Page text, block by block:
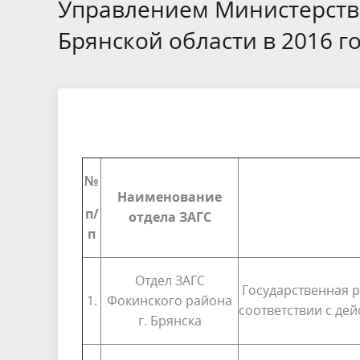
Конкурсы
гражданских служащих и
урегулированию конфликта
интересов
Управлением
Брянской области в 2016
№
п/
п
Наименование
отдела ЗАГС
1.
Отдел ЗАГС
Фокинского района
г. Брянска
Государственная
соответствии с